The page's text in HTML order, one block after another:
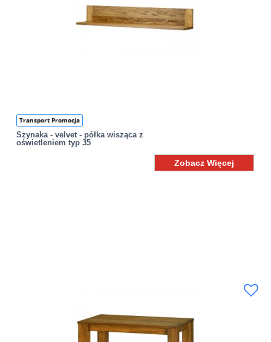
Transport Promocja
Szynaka - velvet - półka wisząca z
oświetleniem typ 35
Zobacz Więcej